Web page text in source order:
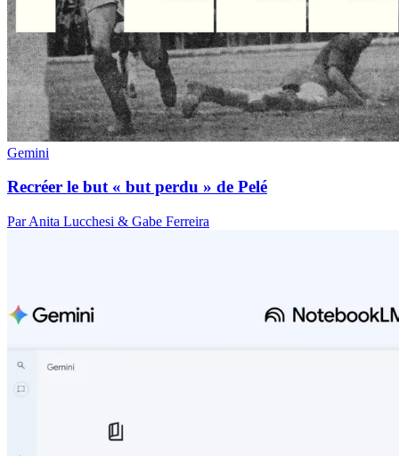
Gemini
Recréer le but « but perdu » de Pelé
Par Anita Lucchesi & Gabe Ferreira